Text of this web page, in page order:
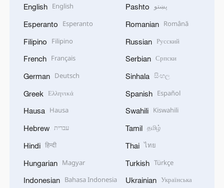
English English
Esperanto Esperanto
Filipino Filipino
French Français
German Deutsch
Greek Ελληνικά
Hausa Hausa
Hebrew עברית
Hindi हिन्दी
Hungarian Magyar
Indonesian Bahasa Indonesia
Pashto پښتو
Romanian Română
Russian Русский
Serbian Српски
Sinhala සිංහල
Spanish Español
Swahili Kiswahili
Tamil தமிழ்
Thai ไทย
Turkish Türkçe
Ukrainian Українська